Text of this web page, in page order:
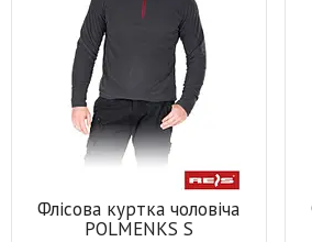
Флісова куртка чоловіча
POLMENKS S